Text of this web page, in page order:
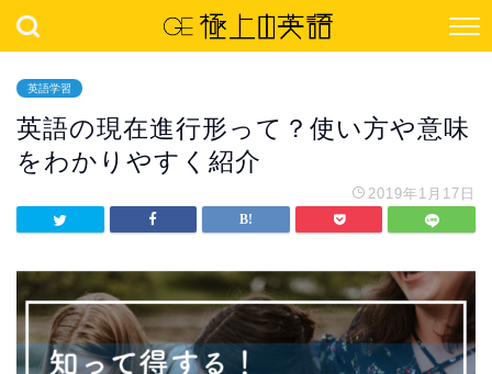
英語学習
英語の現在進行形って？使い方や意味
をわかりやすく紹介
2019年1月17日